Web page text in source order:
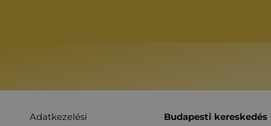
Adatkezelési
Budapesti kereskedés